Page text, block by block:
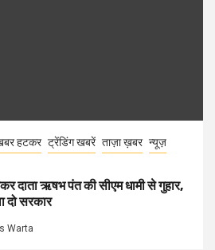
हटकर ट्रेंडिंग खबरें ताज़ा ख़बर न्यूज़
दाता ऋषभ पंत की सीएम धामी से गुहार,
दो सरकार
Warta